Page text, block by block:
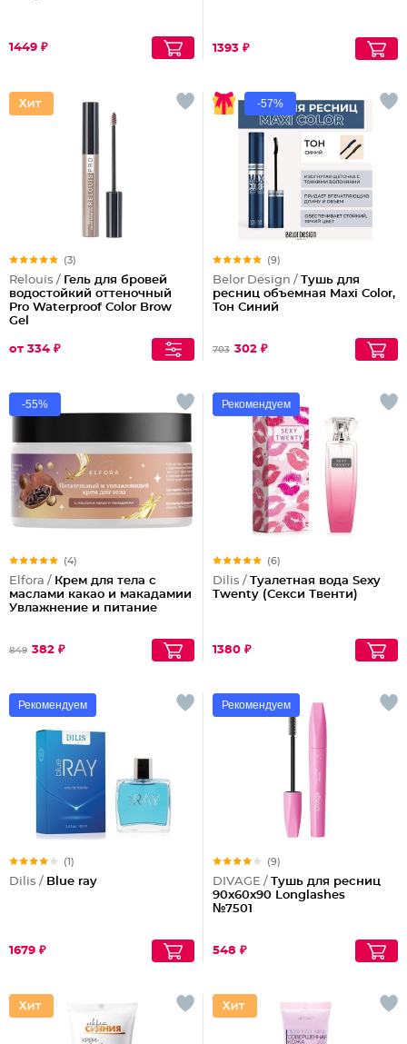
1449 ₽ 1393 ₽
(3)
Relouis / Гель для бровей
водостойкий оттеночный
Pro Waterproof Color Brow
Gel
от 334 ₽
-57%
(9)
Belor Design / Тушь для
ресниц объемная Maxi Color,
Тон Синий
703 302 ₽
-55%
(4)
Elfora / Крем для тела с
маслами какао и макадамии
Увлажнение и питание
849 382 ₽
Рекомендуем
(6)
Dilis / Туалетная вода Sexy
Twenty (Секси Твенти)
1380 ₽
Рекомендуем
(1)
Dilis / Blue ray
1679 ₽
Рекомендуем
(9)
DIVAGE / Тушь для ресниц
90x60x90 Longlashes
№7501
548 ₽